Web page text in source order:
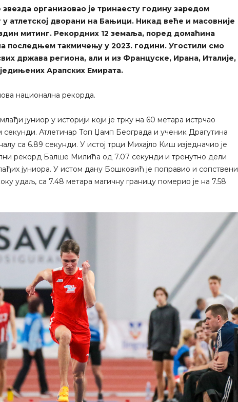
организовао је тринаесту годину заредом
атлетској дворани на Бањици. Никад веће и масовније
митинг. Рекордних 12 земаља, поред домаћина
последњем такмичењу у 2023. години. Угостили смо
држава региона, али и из Француске, Ирана, Италије,
Арапских Емирата.
национална рекорда.
јуниор у историји који је трку на 60 метара истрчао
Атлетичар Топ Џамп Београда и ученик Драгутина
са 6.89 секунди. У истој трци Михајло Киш изједначио је
рекорд Балше Милића од 7.07 секунди и тренутно дели
јуниора. У истом дану Бошковић је поправио и сопствени
удаљ, са 7.48 метара магичну границу померио је на 7.58